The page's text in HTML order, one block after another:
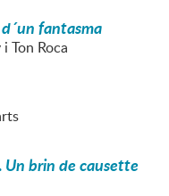
fantasma
Ton Roca
Un brin de causette